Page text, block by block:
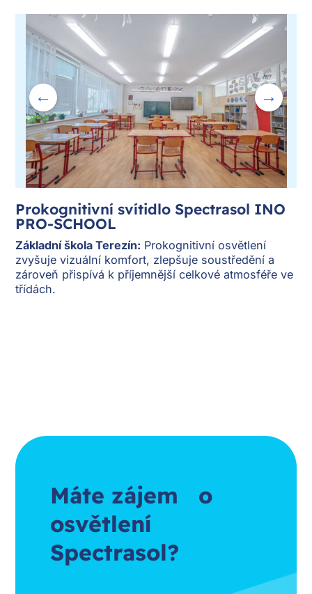
Prokognitivní svítidlo Spectrasol INO
PRO-SCHOOL
Základní škola Terezín: Prokognitivní osvětlení
zvyšuje vizuální komfort, zlepšuje soustředění a
zároveň přispívá k příjemnější celkové atmosféře ve
třídách.
Máte zájem o
osvětlení
Spectrasol?